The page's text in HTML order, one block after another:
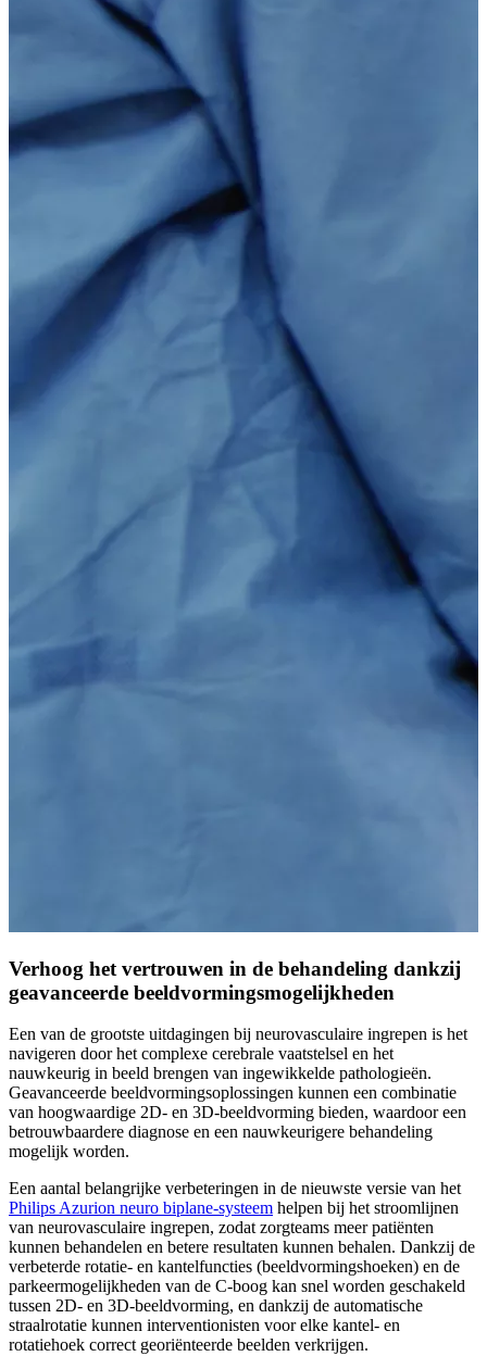
Verhoog het vertrouwen in de behandeling dankzij
geavanceerde beeldvormingsmogelijkheden
Een van de grootste uitdagingen bij neurovasculaire ingrepen is het
navigeren door het complexe cerebrale vaatstelsel en het
nauwkeurig in beeld brengen van ingewikkelde pathologieën.
Geavanceerde beeldvormingsoplossingen kunnen een combinatie
van hoogwaardige 2D- en 3D-beeldvorming bieden, waardoor een
betrouwbaardere diagnose en een nauwkeurigere behandeling
mogelijk worden.
Een aantal belangrijke verbeteringen in de nieuwste versie van het
Philips Azurion neuro biplane-systeem helpen bij het stroomlijnen
van neurovasculaire ingrepen, zodat zorgteams meer patiënten
kunnen behandelen en betere resultaten kunnen behalen. Dankzij de
verbeterde rotatie- en kantelfuncties (beeldvormingshoeken) en de
parkeermogelijkheden van de C-boog kan snel worden geschakeld
tussen 2D- en 3D-beeldvorming, en dankzij de automatische
straalrotatie kunnen interventionisten voor elke kantel- en
rotatiehoek correct georiënteerde beelden verkrijgen.